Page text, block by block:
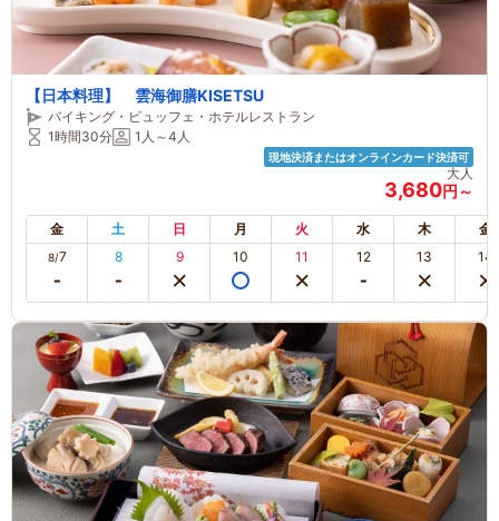
【日本料理】 雲海御膳KISETSU
バイキング・ビュッフェ・ホテルレストラン
1時間30分
1人～4人
現地決済またはオンラインカード決済可
大人
3,680円～
金 土 日 月 火 水 木 金
8/7 8 9 10 11 12 13 14